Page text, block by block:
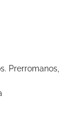
Prerromanos,